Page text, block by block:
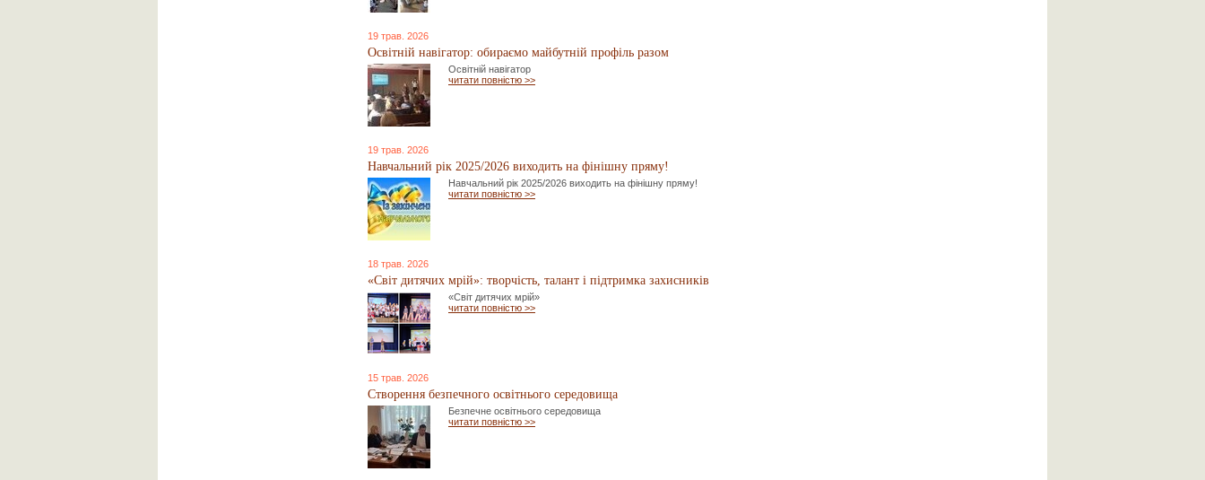
19 трав. 2026
Освітній навігатор: обираємо майбутній профіль разом
Освітній навігатор
читати повністю >>
19 трав. 2026
Навчальний рік 2025/2026 виходить на фінішну пряму!
Навчальний рік 2025/2026 виходить на фінішну пряму!
читати повністю >>
18 трав. 2026
«Світ дитячих мрій»: творчість, талант і підтримка захисників
«Світ дитячих мрій»
читати повністю >>
15 трав. 2026
Створення безпечного освітнього середовища
Безпечне освітнього середовища
читати повністю >>